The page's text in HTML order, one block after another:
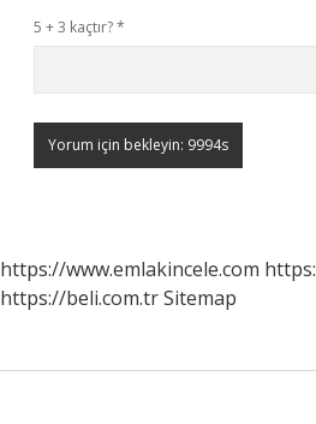
5 + 3 kaçtır?*
https://www.emlakincele.com
https://beli.com.trSitemap